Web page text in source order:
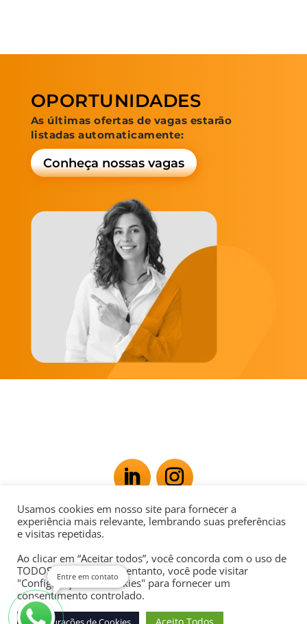
OPORTUNIDADES
As últimas ofertas de vagas estarão
listadas automaticamente:
Conheça nossas vagas
Av. Rio Branco, 181 - Centro, Rio de Janeiro - RJ,
POLÍTICA DE PRIVACIDADE
Usamos cookies em nosso site para fornecer a
experiência mais relevante, lembrando suas preferências
e visitas repetidas.
Ao clicar em “Aceitar todos”, você concorda com o uso de
TODOS os cookies. No entanto, você pode visitar
"Configurações de cookies" para fornecer um
consentimento controlado.
Entre em contato